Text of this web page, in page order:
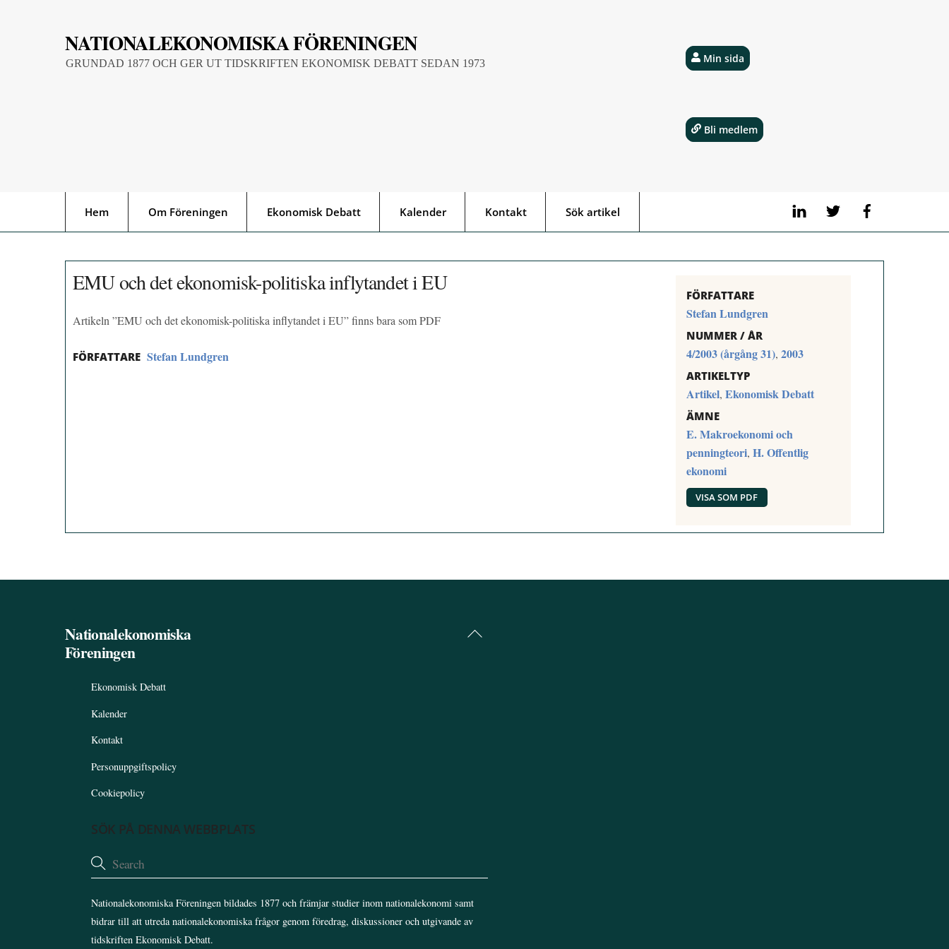
NATIONALEKONOMISKA FÖRENINGEN
GRUNDAD 1877 OCH GER UT TIDSKRIFTEN EKONOMISK DEBATT SEDAN 1973
LinkedIn Twitter
Hem Om Föreningen Ekonomisk Debatt Kalender Kontakt Sök artikel
Min sida
Bli medlem
EMU och det ekonomisk-politiska inflytandet i EU
Artikeln ”EMU och det ekonomisk-politiska inflytandet i EU” finns bara som PDF
FÖRFATTARE Stefan Lundgren
FÖRFATTARE
Stefan Lundgren
NUMMER / ÅR
4/2003 (årgång 31), 2003
ARTIKELTYP
Artikel, Ekonomisk Debatt
ÄMNE
E. Makroekonomi och
penningteori, H. Offentlig
ekonomi
VISA SOM PDF
Back
Nationalekonomiska
Föreningen
Ekonomisk Debatt
Kalender
Kontakt
Personuppgiftspolicy
Cookiepolicy
SÖK PÅ DENNA WEBBPLATS
Nationalekonomiska Föreningen bildades 1877 och främjar studier inom nationalekonomi samt
bidrar till att utreda nationalekonomiska frågor genom föredrag, diskussioner och utgivande av
tidskriften Ekonomisk Debatt.